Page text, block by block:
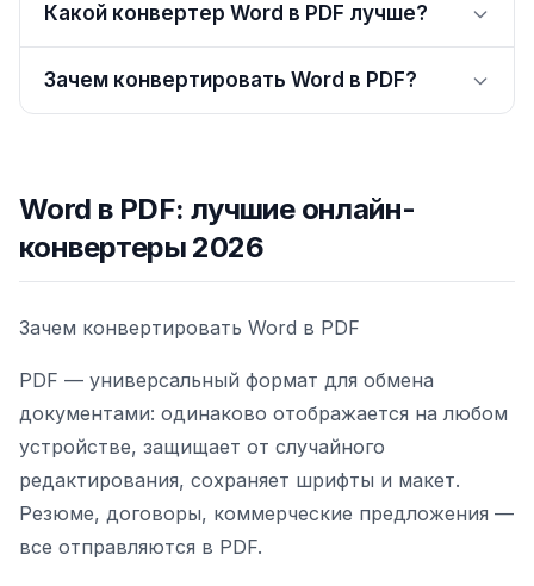
Какой конвертер Word в PDF лучше?
Зачем конвертировать Word в PDF?
Word в PDF: лучшие онлайн-
конвертеры 2026
Зачем конвертировать Word в PDF
PDF — универсальный формат для обмена
документами: одинаково отображается на любом
устройстве, защищает от случайного
редактирования, сохраняет шрифты и макет.
Резюме, договоры, коммерческие предложения —
все отправляются в PDF.